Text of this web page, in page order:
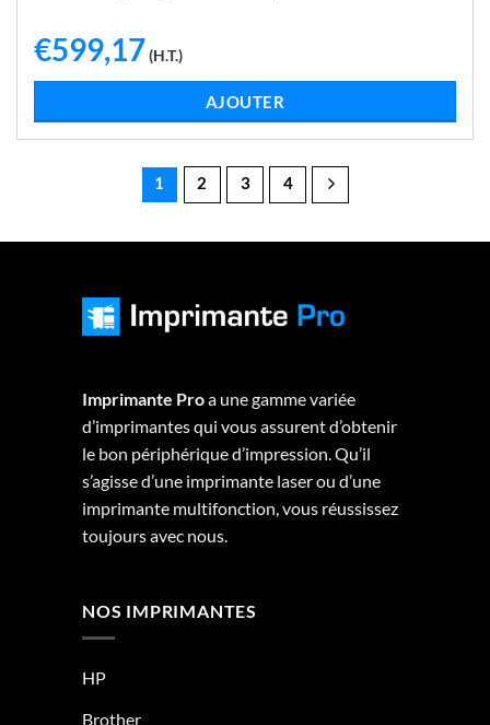
€599,17(H.T.)
LIRE LA SUITE
1 2 3 4
Imprimante Proa une gamme variée
d’imprimantes qui vous assurent d’obtenir
le bon périphérique d’impression. Qu’il
s’agisse d’une imprimante laser ou d’une
imprimante multifonction, vous réussissez
toujours avec nous.
NOS IMPRIMANTES
HP
Brother